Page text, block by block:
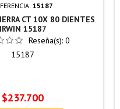
15187
CT 10X 80 DIENTES
IRWIN 15187
Reseña(s): 0
15187
Precio
$237.700